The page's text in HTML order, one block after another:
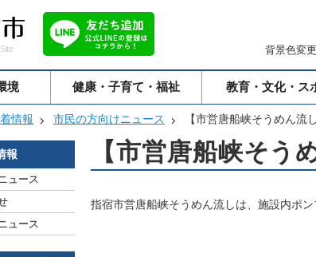
背景色変更
境 健康・子育て・福祉 教育・文化・ス
情報 市民の方向けニュース 【市営唐船峡そうめん流
報
ュース
ュース
【市営唐船峡そう
指宿市営唐船峡そうめん流しは、施設内ポ